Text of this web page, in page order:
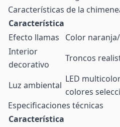
Características de la
Característica
Efecto llamas
Color
Interior
decorativo
Troncos
Luz ambiental
LED
colores
Especificaciones técnicas
Característica